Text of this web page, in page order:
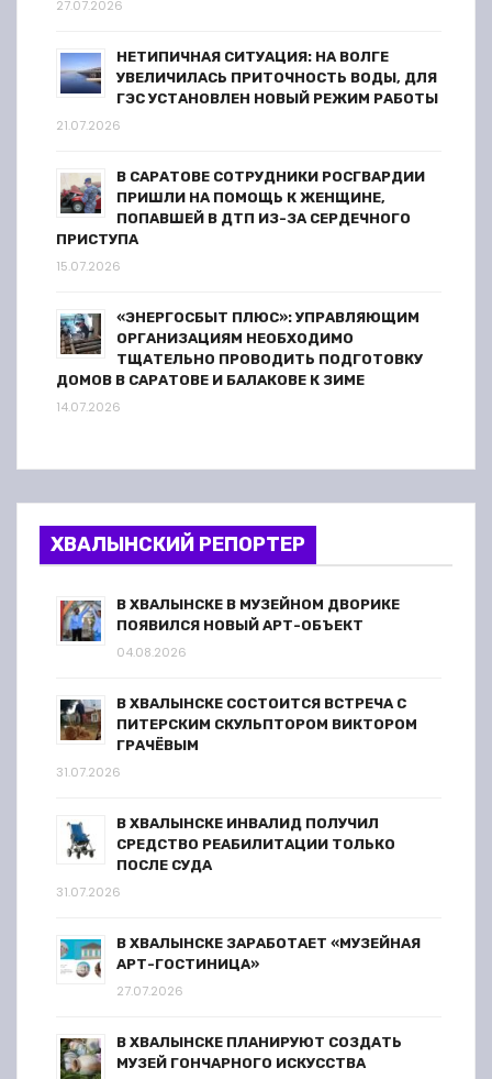
27.07.2026
НЕТИПИЧНАЯ СИТУАЦИЯ: НА ВОЛГЕ
УВЕЛИЧИЛАСЬ ПРИТОЧНОСТЬ ВОДЫ, ДЛЯ
ГЭС УСТАНОВЛЕН НОВЫЙ РЕЖИМ РАБОТЫ
21.07.2026
В САРАТОВЕ СОТРУДНИКИ РОСГВАРДИИ
ПРИШЛИ НА ПОМОЩЬ К ЖЕНЩИНЕ,
ПОПАВШЕЙ В ДТП ИЗ-ЗА СЕРДЕЧНОГО
ПРИСТУПА
15.07.2026
«ЭНЕРГОСБЫТ ПЛЮС»: УПРАВЛЯЮЩИМ
ОРГАНИЗАЦИЯМ НЕОБХОДИМО
ТЩАТЕЛЬНО ПРОВОДИТЬ ПОДГОТОВКУ
ДОМОВ В САРАТОВЕ И БАЛАКОВЕ К ЗИМЕ
14.07.2026
ХВАЛЫНСКИЙ РЕПОРТЕР
В ХВАЛЫНСКЕ В МУЗЕЙНОМ ДВОРИКЕ
ПОЯВИЛСЯ НОВЫЙ АРТ-ОБЪЕКТ
04.08.2026
В ХВАЛЫНСКЕ СОСТОИТСЯ ВСТРЕЧА С
ПИТЕРСКИМ СКУЛЬПТОРОМ ВИКТОРОМ
ГРАЧЁВЫМ
31.07.2026
В ХВАЛЫНСКЕ ИНВАЛИД ПОЛУЧИЛ
СРЕДСТВО РЕАБИЛИТАЦИИ ТОЛЬКО
ПОСЛЕ СУДА
31.07.2026
В ХВАЛЫНСКЕ ЗАРАБОТАЕТ «МУЗЕЙНАЯ
АРТ-ГОСТИНИЦА»
27.07.2026
В ХВАЛЫНСКЕ ПЛАНИРУЮТ СОЗДАТЬ
МУЗЕЙ ГОНЧАРНОГО ИСКУССТВА